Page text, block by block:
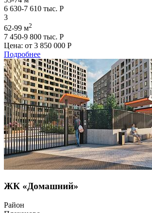
6 630-7 610 тыс. Р
3
62-99 м2
7 450-9 800 тыс. Р
Цена: от 3 850 000 Р
Подробнее
ЖК «Домашний»
Район